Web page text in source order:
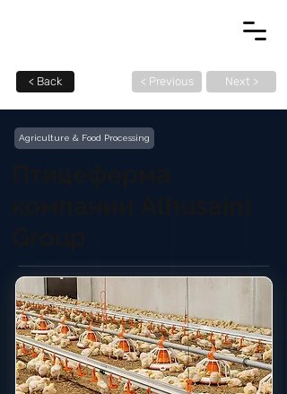
< Back < Previous Next >
Agriculture & Food Processing